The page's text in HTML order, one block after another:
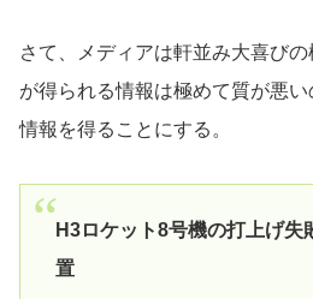
さて、メディアは軒並み大喜び
が得られる情報は極めて質が悪
情報を得ることにする。
H3ロケット8号機の打上げ失
置